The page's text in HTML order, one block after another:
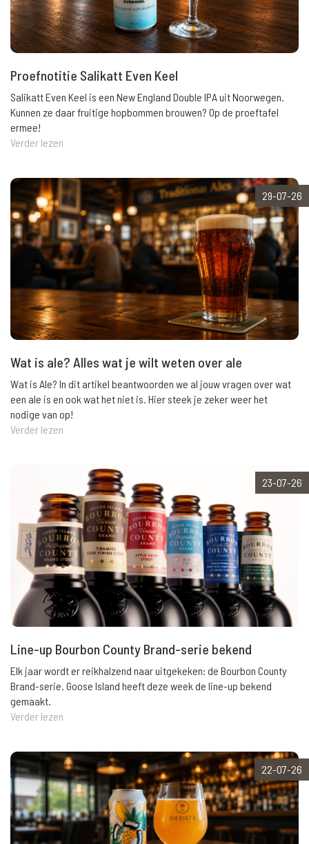
Proefnotitie Salikatt Even Keel
Salikatt Even Keel is een New England Double IPA uit Noorwegen.
Kunnen ze daar fruitige hopbommen brouwen? Op de proeftafel
ermee!
Verder lezen
29-07-26
Wat is ale? Alles wat je wilt weten over ale
Wat is Ale? In dit artikel beantwoorden we al jouw vragen over wat
een ale is en ook wat het niet is. Hier steek je zeker weer het
nodige van op!
Verder lezen
23-07-26
Line-up Bourbon County Brand-serie bekend
Elk jaar wordt er reikhalzend naar uitgekeken: de Bourbon County
Brand-serie. Goose Island heeft deze week de line-up bekend
gemaakt.
Verder lezen
22-07-26